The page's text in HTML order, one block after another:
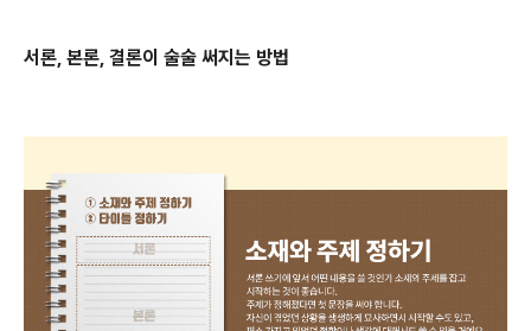
서론, 본론, 결론이 술술 써지는 방법